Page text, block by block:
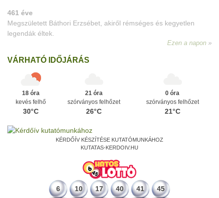
VÁRHATÓ IDŐJÁRÁS
18 óra
kevés felhő
30°C
21 óra
szórványos felhőzet
26°C
0 óra
szórványos felhőzet
21°C
KÉRDŐÍV KÉSZÍTÉSE KUTATÓMUNKÁHOZ
KUTATAS-KERDOIV.HU
6 10 17 40 41 45